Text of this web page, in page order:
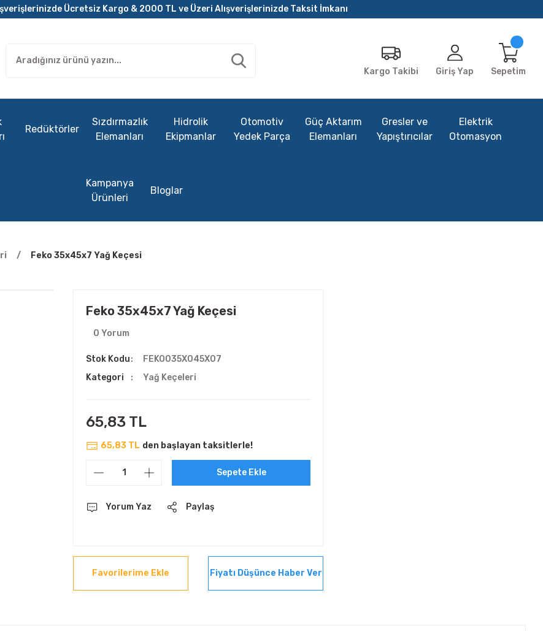
Ücretsiz Kargo & 2000 TL ve Üzeri Alışverişlerinizde Taksit İmkanı
Kargo Takibi Giriş Yap Sepetim
Redüktörler
Sızdırmazlık
Elemanları
Hidrolik
Ekipmanlar
Otomotiv
Yedek Parça
Güç Aktarım
Elemanları
Gresler ve
Yapıştırıcılar
Elektrik
Otomasyon
Kampanya
Ürünleri
Bloglar
Feko 35x45x7 Yağ Keçesi
Feko 35x45x7 Yağ Keçesi
0 Yorum
Stok Kodu
FEKO035X045X07
Kategori
Yağ Keçeleri
65,83 TL
65,83 TL den başlayan taksitlerle!
Sepete Ekle
Yorum Yaz Paylaş
Fiyatı Düşünce Haber Ver